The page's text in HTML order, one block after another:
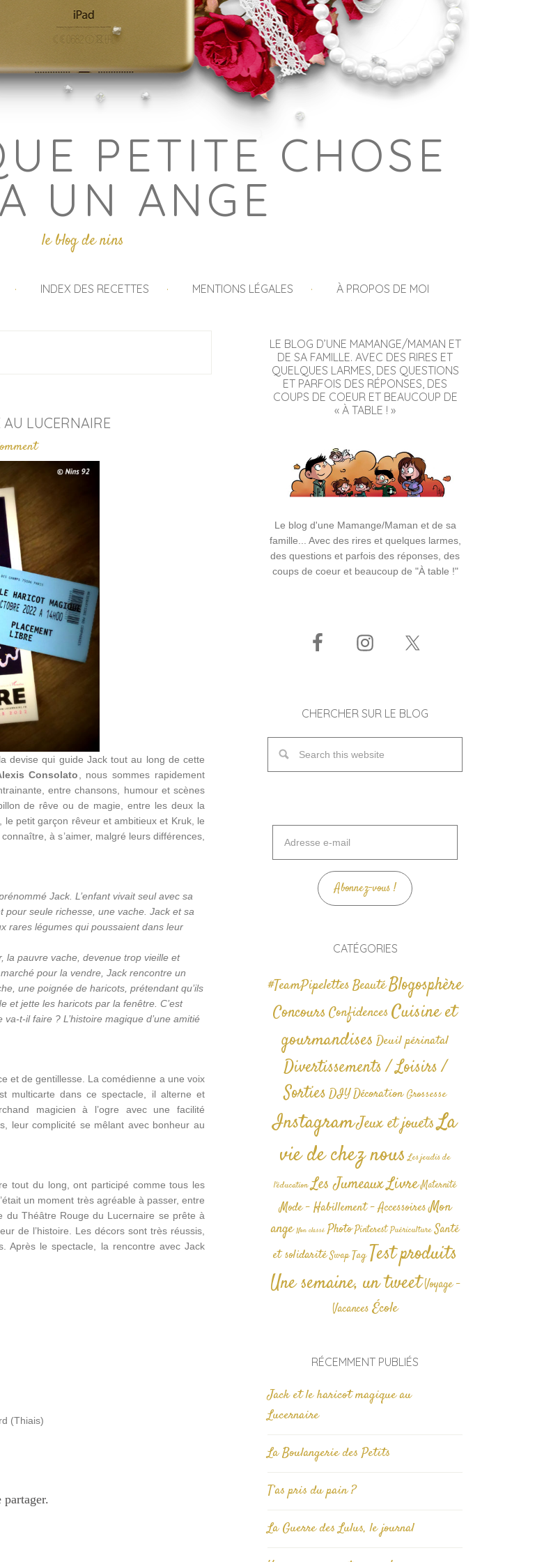
PETITE CHOSE
UN ANGE
le blog de nins
INDEX DES RECETTES MENTIONS LÉGALES À PROPOS DE MOI
LUCERNAIRE
devise qui guide Jack tout au long de cette
Consolato , nous sommes rapidement
entre chansons, humour et scènes
de rêve ou de magie, entre les deux la
petit garçon rêveur et ambitieux et Kruk, le
à s’aimer, malgré leurs différences,
Jack. L’enfant vivait seul avec sa
seule richesse, une vache. Jack et sa
rares légumes qui poussaient dans leur
la pauvre vache, devenue trop vieille et
pour la vendre, Jack rencontre un
une poignée de haricots, prétendant qu’ils
et jette les haricots par la fenêtre. C’est
t-il faire ? L’histoire magique d’une amitié
et de gentillesse. La comédienne a une voix
multicarte dans ce spectacle, il alterne et
magicien à l’ogre avec une facilité
leur complicité se mêlant avec bonheur au
tout du long, ont participé comme tous les
un moment très agréable à passer, entre
Théâtre Rouge du Lucernaire se prête à
de l’histoire. Les décors sont très réussis,
Après le spectacle, la rencontre avec Jack
(Thiais)
LE BLOG D’UNE MAMANGE/MAMAN ET
DE SA FAMILLE. AVEC DES RIRES ET
QUELQUES LARMES, DES QUESTIONS
ET PARFOIS DES RÉPONSES, DES
COUPS DE COEUR ET BEAUCOUP DE
« À TABLE ! »
Le blog d'une Mamange/Maman et de sa
famille... Avec des rires et quelques larmes,
des questions et parfois des réponses, des
coups de coeur et beaucoup de "À table !"
CHERCHER SUR LE BLOG
mail
Abonnez-vous !
CATÉGORIES
#TeamPipelettesBeautéBlogosphère
ConcoursConfidences Cuisine et
gourmandises Deuil périnatal
Divertissements / Loisirs /
SortiesDIYDécoration Grossesse
InstagramJeux et jouetsLa
vie de chez nous Les jeudis de
l'éducation Les JumeauxLivre Maternité
Mode - Habillement - AccessoiresMon
ange Non classé Photo Pinterest Puériculture Santé
et solidarité Swap TagTest produits
Une semaine, un tweetVoyage -
Vacances École
RÉCEMMENT PUBLIÉS
Jack et le haricot magique au
Lucernaire
La Boulangerie des Petits
T’as pris du pain ?
La Guerre des Lulus, le journal